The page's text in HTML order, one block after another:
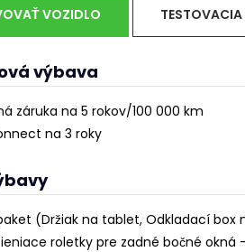
VOZIDLO
výbava
záruka na 5 rokov/100 000 km
na 3 roky
(Držiak na tablet, Odkladací box
roletky pre zadné bočné okná -